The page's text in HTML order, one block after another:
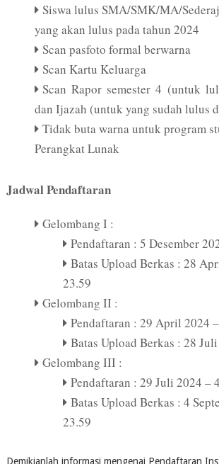
Siswa lulus SMA/SMK/MA/
yang akan lulus pada tahun 2024
Scan pasfoto formal berwarna
Scan Kartu Keluarga
Scan Rapor semester 4 (untuk
dan Ijazah (untuk yang sudah lulus
Tidak buta warna untuk program
Perangkat Lunak
Jadwal Pendaftaran
Gelombang I :
Pendaftaran : 5 Desember
Batas Upload Berkas : 28
23.59
Gelombang II :
Pendaftaran : 29 April 2024
Batas Upload Berkas : 28
Gelombang III :
Pendaftaran : 29 Juli 2024 –
Batas Upload Berkas : 4
23.59
Demikianlah informasi mengenai Pendaftaran